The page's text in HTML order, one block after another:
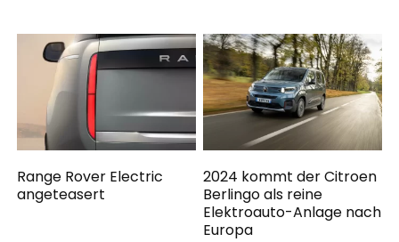
Range Rover Electric
angeteasert
2024 kommt der Citroen
Berlingo als reine
Elektroauto-Anlage nach
Europa